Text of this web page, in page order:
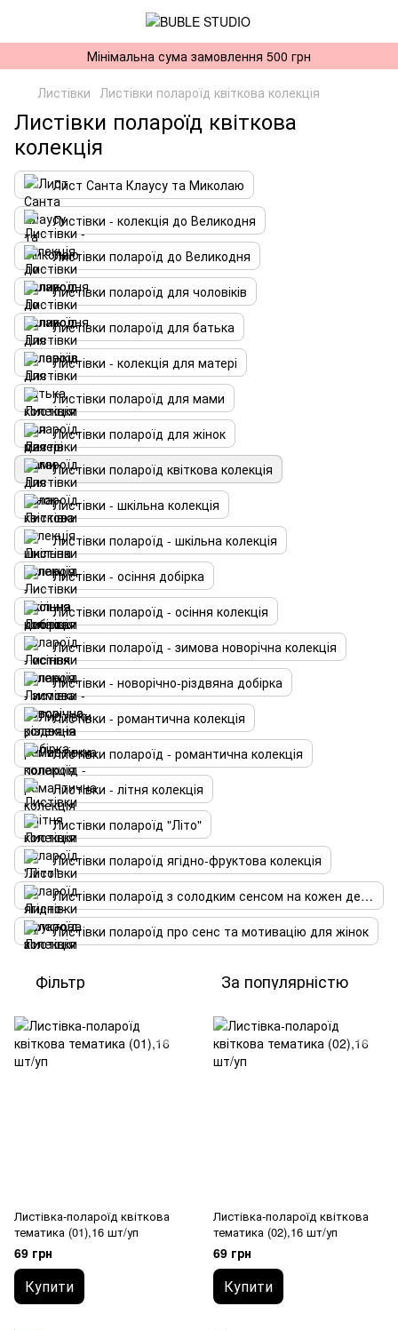
Мінімальна сума замовлення 500 грн
Листівки Листівки полароїд квіткова колекція
Листівки полароїд квіткова
колекція
Лист Санта Клаусу та Миколаю
Листівки - колекція до Великодня
Листівки полароїд до Великодня
Листівки полароїд для чоловіків
Листівки полароїд для батька
Листівки - колекція для матері
Листівки полароїд для мами
Листівки полароїд для жінок
Листівки полароїд квіткова колекція
Листівки - шкільна колекція
Листівки полароїд - шкільна колекція
Листівки - осіння добірка
Листівки полароїд - осіння колекція
Листівки полароїд - зимова новорічна колекція
Листівки - новорічно-різдвяна добірка
Листівки - романтична колекція
Листівки полароїд - романтична колекція
Листівки - літня колекція
Листівки полароїд "Літо"
Листівки полароїд ягідно-фруктова колекція
Листівки полароїд з солодким сенсом на кожен день
Листівки полароїд про сенс та мотивацію для жінок
Фільтр За популярністю
Листівка-полароїд квіткова
тематика (01),16 шт/уп
69 грн
Купити
Листівка-полароїд квіткова
тематика (02),16 шт/уп
69 грн
Купити